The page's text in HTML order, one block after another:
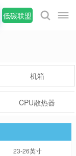
低碳联盟
机箱
CPU散热器
23-26英寸